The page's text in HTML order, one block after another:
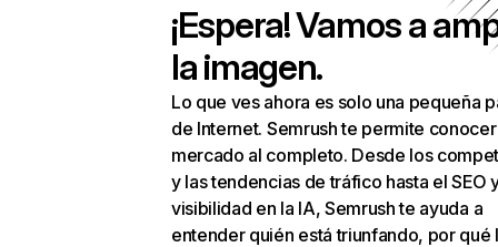
¡Espera! Vamos a
la imagen.
Lo que ves ahora es solo una pequeña
de Internet. Semrush te permite
mercado al completo. Desde los
y las tendencias de tráfico hasta el SEO
visibilidad en la IA, Semrush te ayuda a
entender quién está triunfando, por qué